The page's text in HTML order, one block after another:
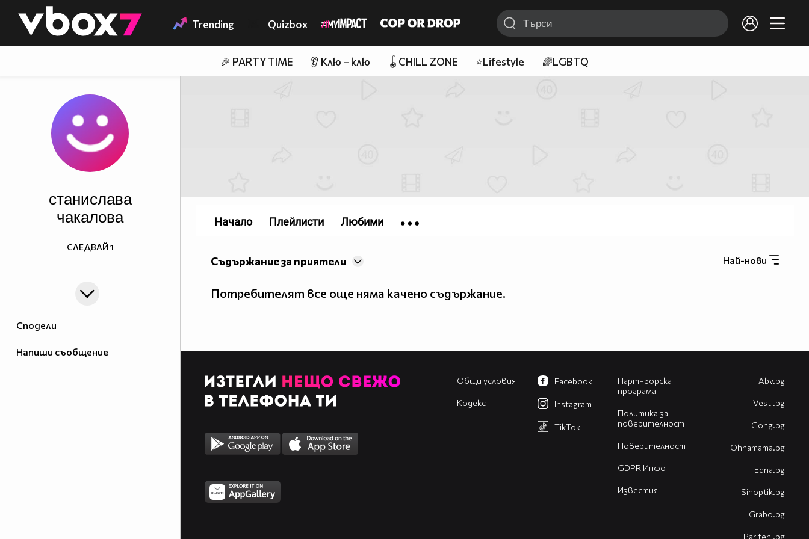
👾 Trending Quizbox
🎉 PARTY TIME 👂 Клю – клю 🪀CHILL ZONE ⭐Lifestyle 🌈LGBTQ
Сподели
Напиши съобщение
станислава
чакалова
СЛЕДВАЙ 1
Най-нови
Съдържание за приятели
Потребителят все още няма качено съдържание.
Начало Плейлисти Любими
Общи условия
Кодекс
Партньорска
програма
Политика за
поверителност
Поверителност
GDPR Инфо
Известия
Facebook
Instagram
TikTok
Abv.bg
Vesti.bg
Gong.bg
Оhnamama.bg
Edna.bg
Sinoptik.bg
Grabo.bg
Pariteni.bg